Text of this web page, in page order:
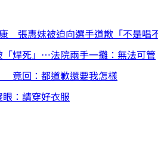
張惠妹被迫向選手道歉「不是唱不
焊死」…法院兩手一攤：無法可管
竟回：都道歉還要我怎樣
：請穿好衣服